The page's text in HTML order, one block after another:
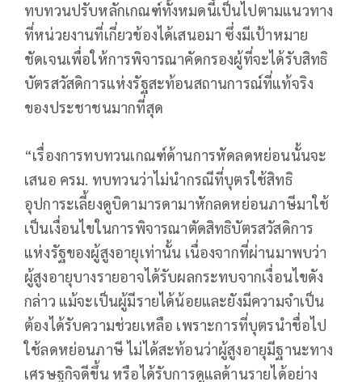
ทบทวนปรับหลักเกณฑ์ทั้งหมดนี้เป็นไปตามแนวทาง
ที่หน่วยงานที่เกี่ยวข้องได้เสนอมา ซึ่งมีเป้าหมาย
ชัดเจนเพื่อให้การพิจารณาคัดกรองผู้ที่จะได้รับสิทธิ
บัตรสวัสดิการแห่งรัฐสะท้อนสถานการณ์ที่แท้จริง
ของประชาชนมากที่สุด
“เรื่องการทบทวนเกณฑ์ด้านการหัดลดหย่อนนั้นจะ
เสนอ ครม. ทบทวนว่าไม่นำกรณีที่บุตรใช้สิทธิ
อุปการะเลี้ยงดูบิดามารดามาหักลดหย่อนภาษีมาใช้
เป็นเงื่อนไขในการพิจารณาตัดสิทธิบัตรสวัสดิการ
แห่งรัฐของผู้สูงอายุเท่านั้น เนื่องจากที่ผ่านมาพบว่า
ผู้สูงอายุบางรายอาจได้รับผลกระทบจากเงื่อนไขดัง
กล่าว แม้จะเป็นผู้มีรายได้น้อยและยังมีความจำเป็น
ต้องได้รับความช่วยเหลือ เพราะการที่บุตรนำชื่อไป
ใช้ลดหย่อนภาษี ไม่ได้สะท้อนว่าผู้สูงอายุมีฐานะทาง
เศรษฐกิจดีขึ้น หรือได้รับการดูแลด้านรายได้อย่าง